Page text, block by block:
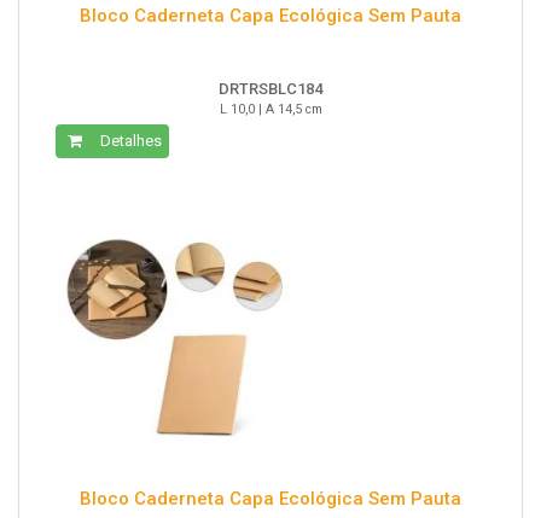
Bloco Caderneta Capa Ecológica Sem Pauta
DRTRSBLC184
L 10,0 | A 14,5 cm
Detalhes
Bloco Caderneta Capa Ecológica Sem Pauta